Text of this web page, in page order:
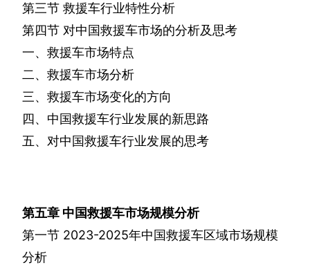
第三节 救援车行业特性分析
第四节 对中国救援车市场的分析及思考
一、救援车市场特点
二、救援车市场分析
三、救援车市场变化的方向
四、中国救援车行业发展的新思路
五、对中国救援车行业发展的思考
第五章 中国救援车市场规模分析
第一节 2023-2025年中国救援车区域市场规模
分析